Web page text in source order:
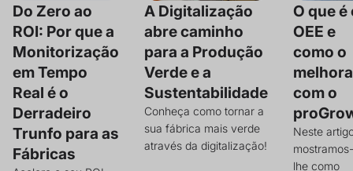
Do Zero ao
ROI: Por que a
Monitorização
em Tempo
Real é o
Derradeiro
Trunfo para as
Fábricas
A Digitalização
abre caminho
para a Produção
Verde e a
Sustentabilidade
Conheça como tornar a
sua fábrica mais verde
através da digitalização!
O que é
OEE e
como o
com o
Neste
mostramos-
lhe como